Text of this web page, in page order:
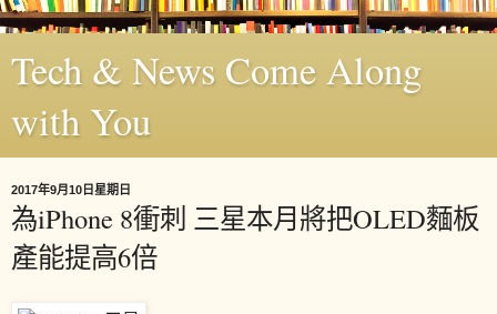
Tech & News Come Along
with You
2017年9月10日星期日
為iPhone 8衝刺 三星本月將把OLED麵板
產能提高6倍